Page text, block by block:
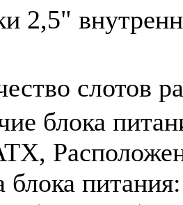
2,5"
слотов
блока
блока